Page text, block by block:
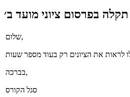
תקלה בפרסום ציוני מועד ב׳
שלום,
בברכה,
סגל הקורס